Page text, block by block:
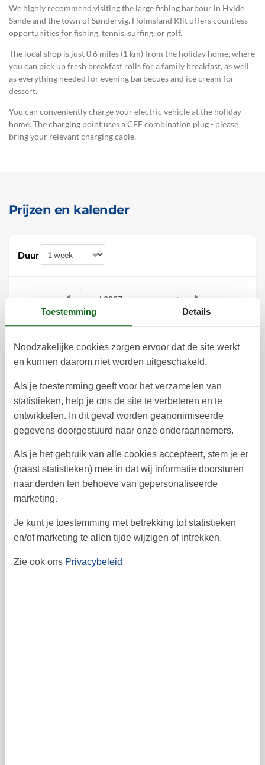
We highly recommend visiting the large fishing harbour in Hvide
Sande and the town of Søndervig. Holmsland Klit offers countless
opportunities for fishing, tennis, surfing, or golf.
The local shop is just 0.6 miles (1 km) from the holiday home, where
you can pick up fresh breakfast rolls for a family breakfast, as well
as everything needed for evening barbecues and ice cream for
dessert.
You can conveniently charge your electric vehicle at the holiday
home. The charging point uses a CEE combination plug - please
bring your relevant charging cable.
Prijzen en kalender
Duur
mei 2027
ma di wo do vr za zo
1
18 3 4 5 6 7 8
19 10 11 12 13 14 15
24 25 26 27 29 30
22
31
ma di wo do vr za zo
2 3
8
Toestemming Details
Noodzakelijke cookies zorgen ervoor dat de site werkt
en kunnen daarom niet worden uitgeschakeld.
Als je toestemming geeft voor het verzamelen van
statistieken, help je ons de site te verbeteren en te
ontwikkelen. In dit geval worden geanonimiseerde
gegevens doorgestuurd naar onze onderaannemers.
Als je het gebruik van alle cookies accepteert, stem je er
(naast statistieken) mee in dat wij informatie doorsturen
naar derden ten behoeve van gepersonaliseerde
marketing.
Je kunt je toestemming met betrekking tot statistieken
en/of marketing te allen tijde wijzigen of intrekken.
Zie ook ons Privacybeleid